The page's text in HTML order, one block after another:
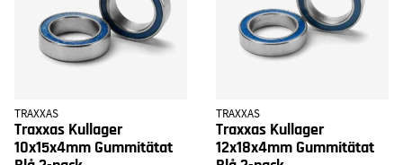
TRAXXAS
Traxxas Kullager
10x15x4mm Gummitätat
TRAXXAS
Traxxas Kullager
12x18x4mm Gummitätat